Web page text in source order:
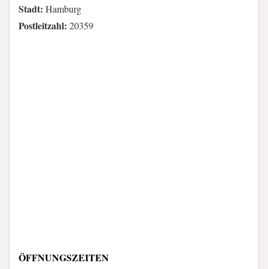
Stadt: Hamburg
Postleitzahl: 20359
ÖFFNUNGSZEITEN